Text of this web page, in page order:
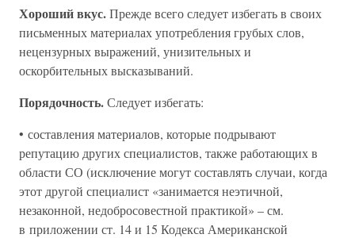
Хороший вкус.Прежде всего следует избегать в своих
письменных материалах употребления грубых слов,
нецензурных выражений, унизительных и
оскорбительных высказываний.
Порядочность.Следует избегать:
• составления материалов, которые подрывают
репутацию других специалистов, также работающих в
области СО (исключение могут составлять случаи, когда
этот другой специалист «занимается неэтичной,
незаконной, недобросовестной практикой» – см.
в приложении ст. 14 и 15 Кодекса Американской